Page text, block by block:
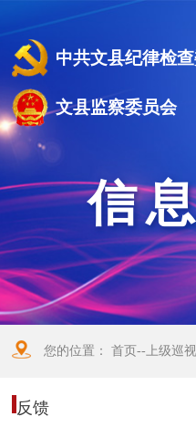
中共文县纪律检
文县监察委员会
信
您的位置：首页-- 上级巡
反馈